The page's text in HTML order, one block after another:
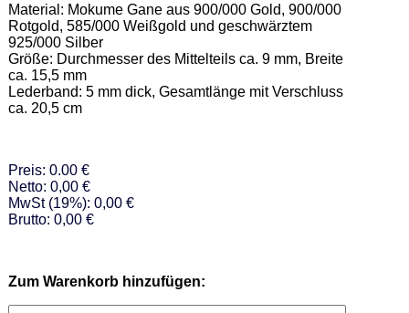
Material: Mokume Gane aus 900/000 Gold, 900/000
Rotgold, 585/000 Weißgold und geschwärztem
925/000 Silber
Größe: Durchmesser des Mittelteils ca. 9 mm, Breite
ca. 15,5 mm
Lederband: 5 mm dick, Gesamtlänge mit Verschluss
ca. 20,5 cm
Preis: 0.00 €
Netto: 0,00 €
MwSt (19%): 0,00 €
Brutto: 0,00 €
Zum Warenkorb hinzufügen: